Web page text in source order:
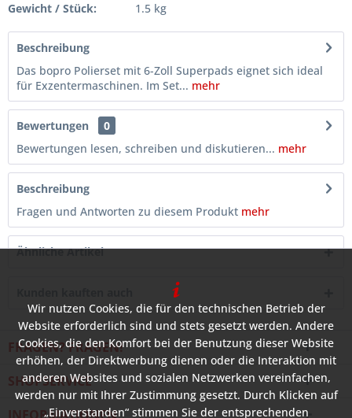
Gewicht / Stück:
1.5 kg
Beschreibung
Das bopro Polierset mit 6-Zoll Superpads eignet sich ideal
für Exzentermaschinen. Im Set... mehr
Bewertungen
0
Bewertungen lesen, schreiben und diskutieren... mehr
Beschreibung
Fragen und Antworten zu diesem Produkt mehr
Ähnliche Artikel
FRAGEN? FRAGEN!
SHOPSERVICE
Wir nutzen Cookies, die für den technischen Betrieb der
Website erforderlich sind und stets gesetzt werden. Andere
Cookies, die den Komfort bei der Benutzung dieser Website
erhöhen, der Direktwerbung dienen oder die Interaktion mit
anderen Websites und sozialen Netzwerken vereinfachen,
werden nur mit Ihrer Zustimmung gesetzt. Durch Klicken auf
„Einverstanden“ stimmen Sie der entsprechenden